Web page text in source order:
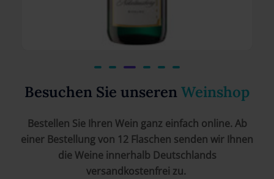
Spätlese trocken - Prädikatswein Mosel
€16,00
Besuchen Sie unserenWeinshop
Bestellen Sie Ihren Wein ganz einfach online. Ab
einer Bestellung von 12 Flaschen senden wir Ihnen
die Weine innerhalb Deutschlands
versandkostenfrei zu.